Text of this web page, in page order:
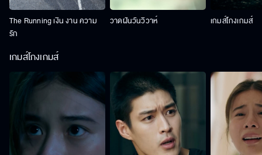
The Running เงิน งาน ความ
รัก
วาดฝันวันวิวาห์ เกมส์โกงเกมส์
เกมส์โกงเกมส์